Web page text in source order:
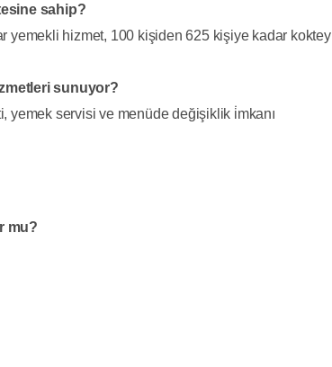
sahip?
yemekli hizmet, 100 kişiden 625 kişiye kadar kokteyl
sunuyor?
yemek servisi ve menüde değişiklik i̇mkanı
mu?